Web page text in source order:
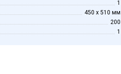
1
450 х 510 мм
200
1